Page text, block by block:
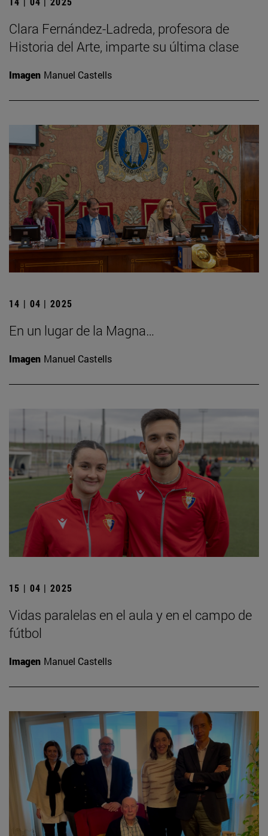
Clara Fernández-Ladreda, profesora de
Historia del Arte, imparte su última clase
Imagen Manuel Castells
14 | 04 | 2025
En un lugar de la Magna…
Imagen Manuel Castells
15 | 04 | 2025
Vidas paralelas en el aula y en el campo de
fútbol
Imagen Manuel Castells